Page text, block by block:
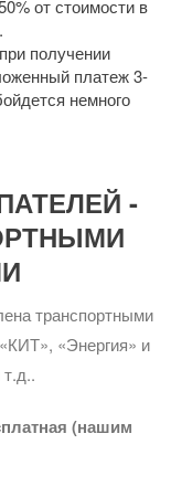
от стоимости в
получении
платеж 3-
немного
-
транспортными
«Энергия» и
(нашим